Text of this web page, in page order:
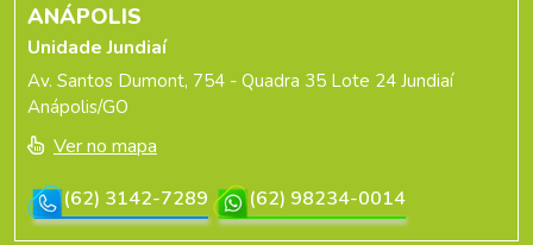
ANÁPOLIS
Unidade Jundiaí
Av. Santos Dumont, 754 - Quadra 35 Lote 24 Jundiaí
Anápolis/GO
Ver no mapa
(62) 3142-7289
(62) 98234-0014